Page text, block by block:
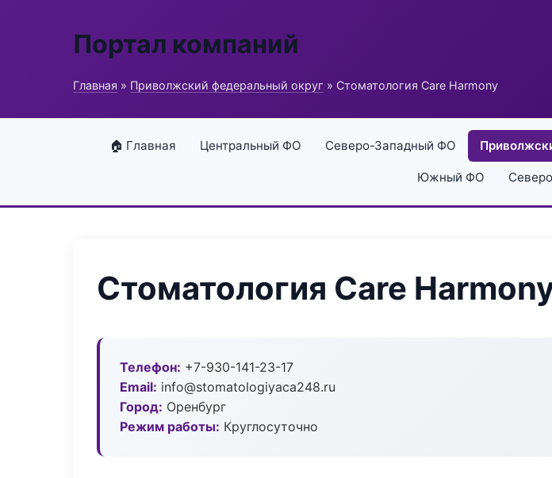
Портал компаний
Главная » Приволжский федеральный округ » Стоматология Care Harmony
🏠 Главная Центральный ФО Северо-Западный ФО
Южный ФО
Стоматология Care
Телефон: +7-930-141-23-17
Email: info@stomatologiyaca248.ru
Город: Оренбург
Режим работы: Круглосуточно